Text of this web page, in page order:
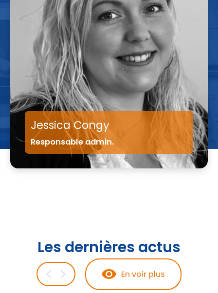
Gilles Jaillardon
Directeur de travaux
Les dernières actus
En voir plus